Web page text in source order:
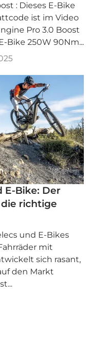
: Dieses E-Bike
ist im Video
Pro 3.0 Boost
Bike 250W 90Nm...
E-Bike: Der
richtige
und E-Bikes
mit
sich rasant,
den Markt